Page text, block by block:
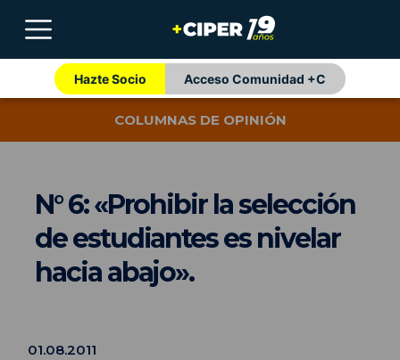
Hazte Socio Acceso Comunidad +C
COLUMNAS DE OPINIÓN
N° 6: «Prohibir la selección
de estudiantes es nivelar
hacia abajo».
01.08.2011